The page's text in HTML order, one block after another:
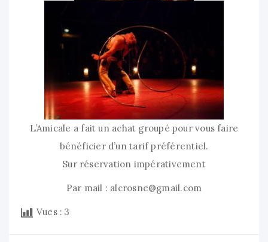
L’Amicale a fait un achat groupé pour vous faire
bénéficier d’un tarif préférentiel.
Sur réservation impérativement
Par mail : alcrosne@gmail.com
Vues : 3